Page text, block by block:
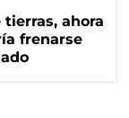
ahora
frenarse